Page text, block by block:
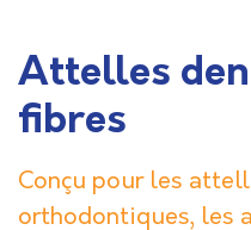
Attelles
fibres
Conçu pour les
orthodontiques, les